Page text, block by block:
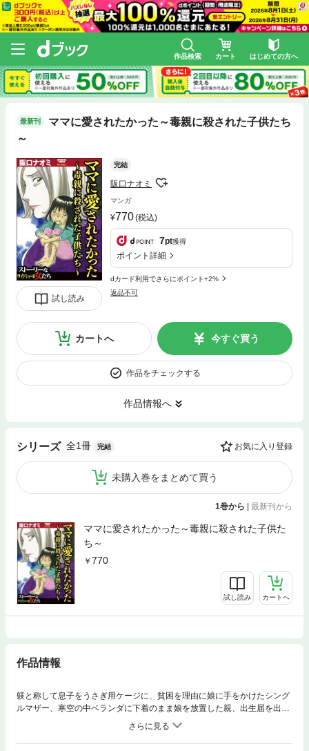
作品検索 カート はじめての方へ
最新刊
ママに愛されたかった～毒親に殺された子供たち
～
試し読み
完結
阪口ナオミ
マンガ
770(税込)
7pt獲得
ポイント詳細
dカード利用でさらにポイント+2%
返品不可
カートへ 今すぐ買う
作品をチェックする
作品情報へ
シリーズ 全1冊 完結 お気に入り登録
未購入巻をまとめて買う
1巻から | 最新刊から
ママに愛されたかった～毒親に殺された子供た
ち～
770
試し読み カートへ
作品情報
躾と称して息子をうさぎ用ケージに、貧困を理由に娘に手をかけたシング
ルマザー、寒空の中ベランダに下着のまま娘を放置した親、出生届を出さ
ず出産を重ね、遊び歩く母親など、身勝手な親の犠牲になった子供たちを
描く、本当にあった虐待事件を元にした5作品！ ●収録作品『鬼親』『娘
のために…』『ママに愛されたかった』『闇の中の子供たち』『叫び～届